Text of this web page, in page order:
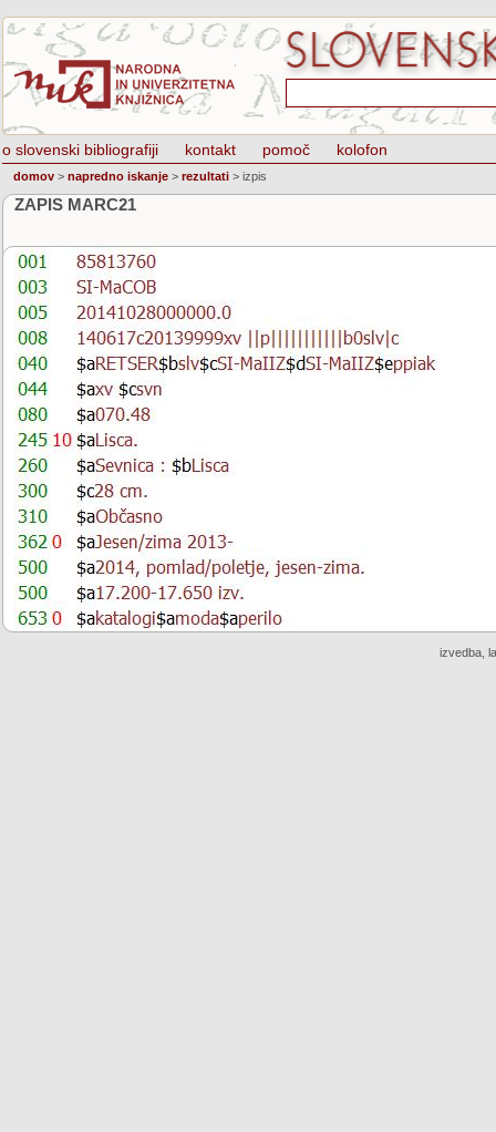
o slovenski bibliografiji kontakt pomoč kolofon
domov > napredno iskanje > rezultati > izpis
ZAPIS MARC21
izvedba,